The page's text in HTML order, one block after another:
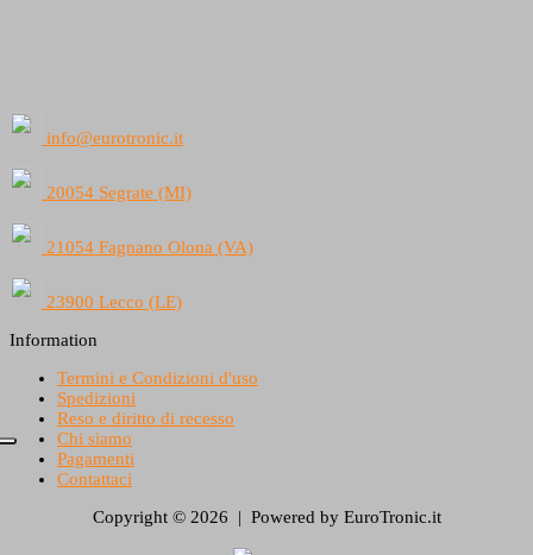
info@eurotronic.it
20054 Segrate (MI)
21054 Fagnano Olona (VA)
23900 Lecco (LE)
Information
Termini e Condizioni d'uso
Spedizioni
Reso e diritto di recesso
Chi siamo
Pagamenti
Contattaci
Copyright © 2026 | Powered by EuroTronic.it